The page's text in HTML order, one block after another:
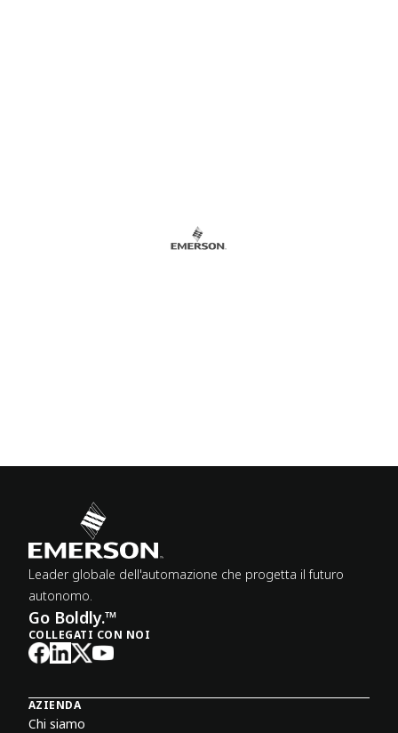
Leader globale dell'automazione che progetta il futuro
autonomo.
Go Boldly.™
COLLEGATI CON NOI
AZIENDA
Chi siamo